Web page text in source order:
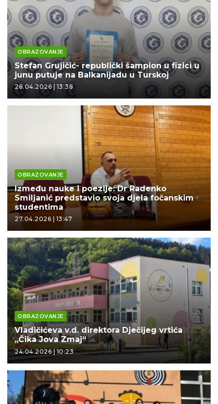
OBRAZOVANJE
Stefan Grujičić- republički šampion u fizici u
junu putuje na Balkanijadu u Turskoj
28.04.2026 | 13:38
OBRAZOVANJE
Između nauke i poezije: Dr Radenko
Smiljanić predstavio svoja djela fočanskim
studentima
27.04.2026 | 13:47
OBRAZOVANJE
Vladičićeva v.d. direktora Dječijeg vrtića
„Čika Jova Zmaj“
24.04.2026 | 10:23